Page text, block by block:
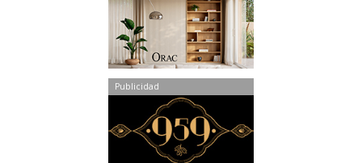
Publicidad